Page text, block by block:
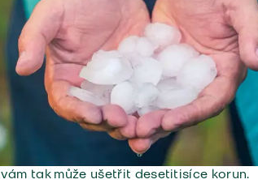
vám tak může ušetřit desetitisíce korun.